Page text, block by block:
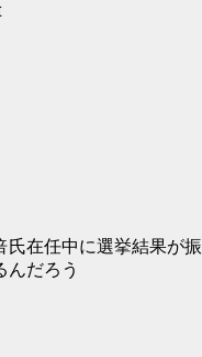
在任中に選挙結果が振
んだろう